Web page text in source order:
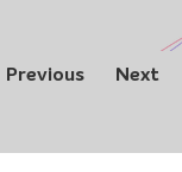
Previous Next